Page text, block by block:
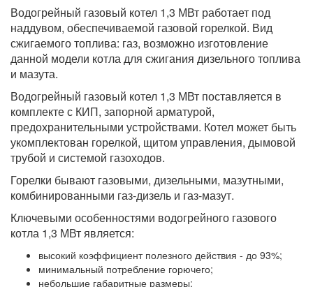
Водогрейный газовый котел 1,3 МВт работает под
наддувом, обеспечиваемой газовой горелкой. Вид
сжигаемого топлива: газ, возможно изготовление
данной модели котла для сжигания дизельного топлива
и мазута.
Водогрейный газовый котел 1,3 МВт поставляется в
комплекте с КИП, запорной арматурой,
предохранительными устройствами. Котел может быть
укомплектован горелкой, щитом управления, дымовой
трубой и системой газоходов.
Горелки бывают газовыми, дизельными, мазутными,
комбинированными газ-дизель и газ-мазут.
Ключевыми особенностями водогрейного газового
котла 1,3 МВт является:
высокий коэффициент полезного действия - до 93%;
минимальный потребление горючего;
небольшие габаритные размеры;